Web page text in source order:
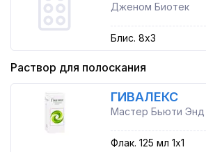
Дженом Биотек
Блис. 8x3
Раствор для полоскания
ГИВАЛЕКС
Мастер Бьюти Энд
Флак. 125 мл 1x1